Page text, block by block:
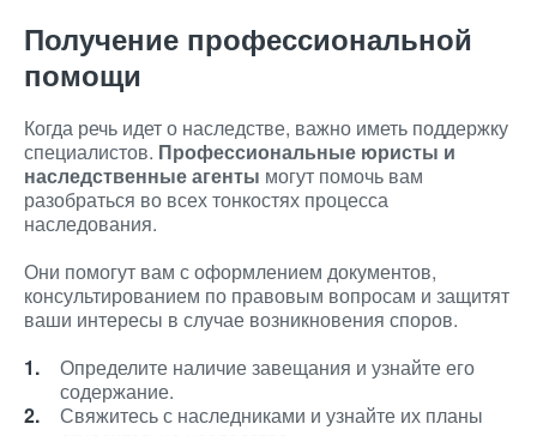
Получение профессиональной
помощи
Когда речь идет о наследстве, важно иметь поддержку
специалистов. Профессиональные юристы и
наследственные агенты могут помочь вам
разобраться во всех тонкостях процесса
наследования.
Они помогут вам с оформлением документов,
консультированием по правовым вопросам и защитят
ваши интересы в случае возникновения споров.
Определите наличие завещания и узнайте его
содержание.
Свяжитесь с наследниками и узнайте их планы